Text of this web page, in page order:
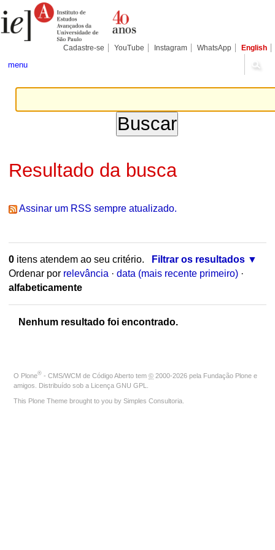
para
conteúdo.
Pessoais
Cadastre-se YouTube Instagram WhatsApp English
menu
Resultado da busca
Assinar um RSS sempre atualizado.
0itens atendem ao seu critério.
Filtrar os resultados
Ordenar por relevância · data (mais recente primeiro) ·
alfabeticamente
Nenhum resultado foi encontrado.
O Plone® - CMS/WCM de Código Aberto tem © 2000-2026 pela Fundação Plone e
amigos. Distribuído sob a Licença GNU GPL
This Plone Theme brought to you by Simples Consultoria